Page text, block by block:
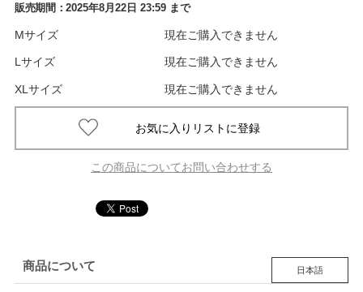
販売期間：2025年8月22日 23:59 まで
Mサイズ 現在ご購入できません
Lサイズ 現在ご購入できません
XLサイズ 現在ご購入できません
この商品についてお問い合わせする
商品について 日本語